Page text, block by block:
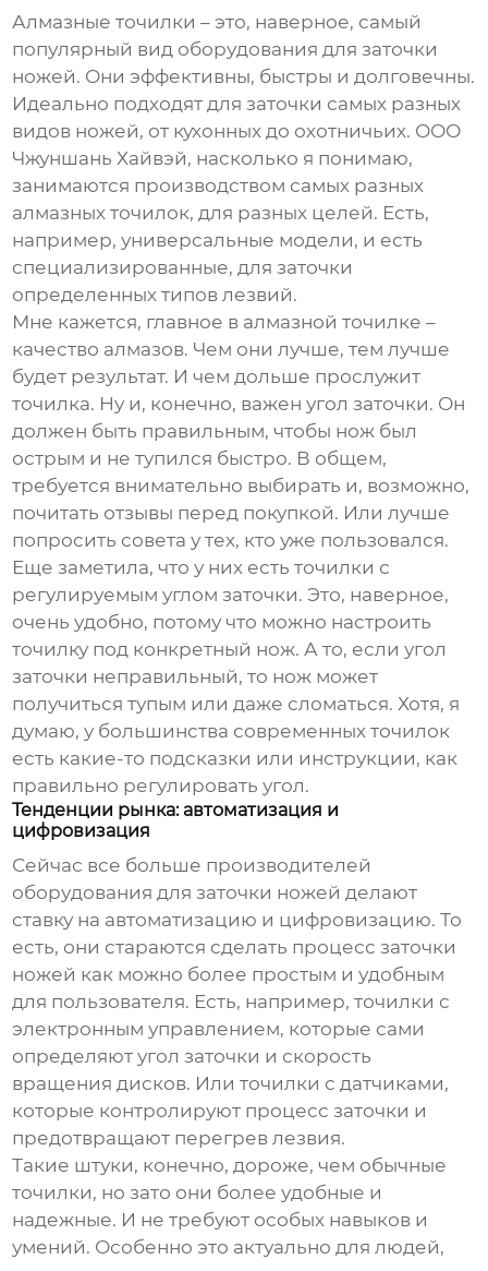
Алмазные точилки – это, наверное, самый
популярный вид оборудования для заточки
ножей. Они эффективны, быстры и долговечны.
Идеально подходят для заточки самых разных
видов ножей, от кухонных до охотничьих. ООО
Чжуншань Хайвэй, насколько я понимаю,
занимаются производством самых разных
алмазных точилок, для разных целей. Есть,
например, универсальные модели, и есть
специализированные, для заточки
определенных типов лезвий.
Мне кажется, главное в алмазной точилке –
качество алмазов. Чем они лучше, тем лучше
будет результат. И чем дольше прослужит
точилка. Ну и, конечно, важен угол заточки. Он
должен быть правильным, чтобы нож был
острым и не тупился быстро. В общем,
требуется внимательно выбирать и, возможно,
почитать отзывы перед покупкой. Или лучше
попросить совета у тех, кто уже пользовался.
Еще заметила, что у них есть точилки с
регулируемым углом заточки. Это, наверное,
очень удобно, потому что можно настроить
точилку под конкретный нож. А то, если угол
заточки неправильный, то нож может
получиться тупым или даже сломаться. Хотя, я
думаю, у большинства современных точилок
есть какие-то подсказки или инструкции, как
правильно регулировать угол.
Тенденции рынка: автоматизация и
цифровизация
Сейчас все больше производителей
оборудования для заточки ножей делают
ставку на автоматизацию и цифровизацию. То
есть, они стараются сделать процесс заточки
ножей как можно более простым и удобным
для пользователя. Есть, например, точилки с
электронным управлением, которые сами
определяют угол заточки и скорость
вращения дисков. Или точилки с датчиками,
которые контролируют процесс заточки и
предотвращают перегрев лезвия.
Такие штуки, конечно, дороже, чем обычные
точилки, но зато они более удобные и
надежные. И не требуют особых навыков и
умений. Особенно это актуально для людей,